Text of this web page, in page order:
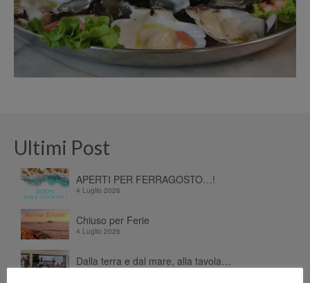
Ultimi Post
APERTI PER FERRAGOSTO…!
4 Luglio 2026
Chiuso per Ferie
4 Luglio 2026
Dalla terra e dal mare, alla tavola…